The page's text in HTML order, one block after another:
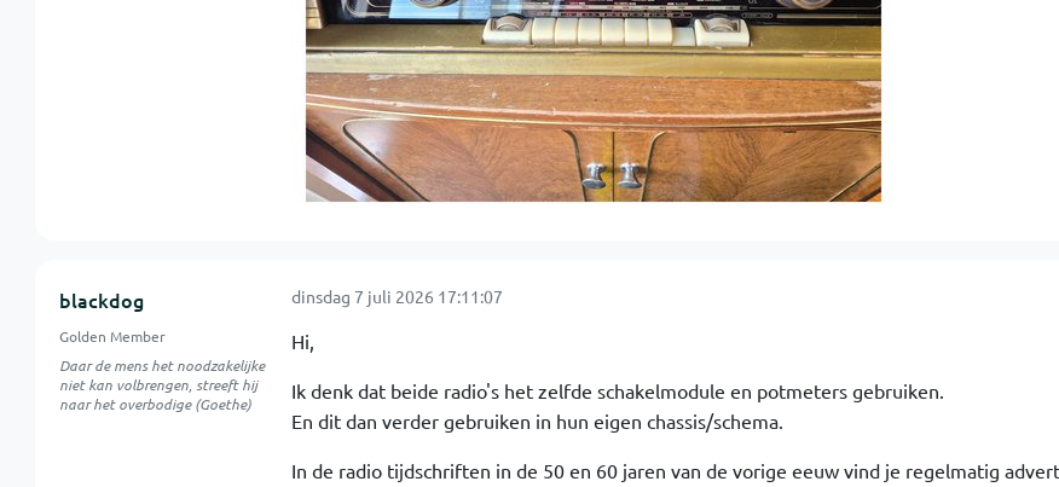
blackdog
Golden Member
Daar de mens het noodzakelijke
niet kan volbrengen, streeft hij
naar het overbodige (Goethe)
dinsdag 7 juli 2026 17:11:07
Hi,
Ik denk dat beide radio's het zelfde schakelmodule en potmeters gebruiken.
En dit dan verder gebruiken in hun eigen chassis/schema.
In de radio tijdschriften in de 50 en 60 jaren van de vorige eeuw vind je regelmatig